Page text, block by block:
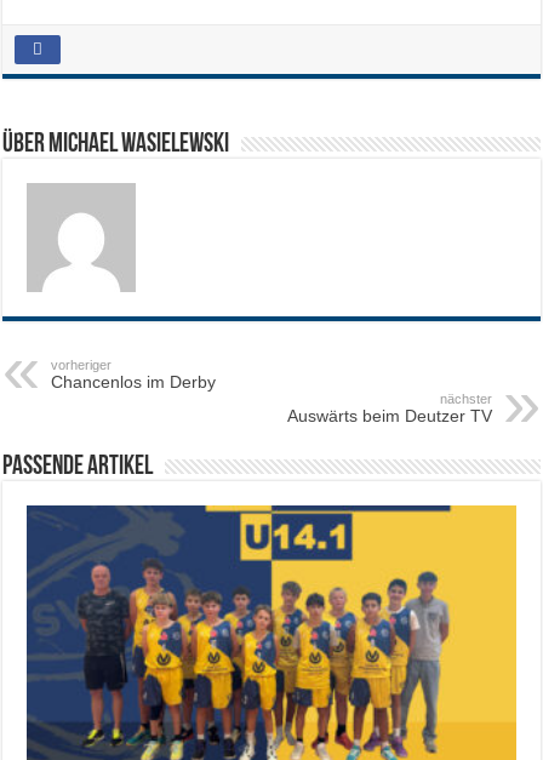
Über Michael Wasielewski
vorheriger
Chancenlos im Derby
nächster
Auswärts beim Deutzer TV
Passende Artikel